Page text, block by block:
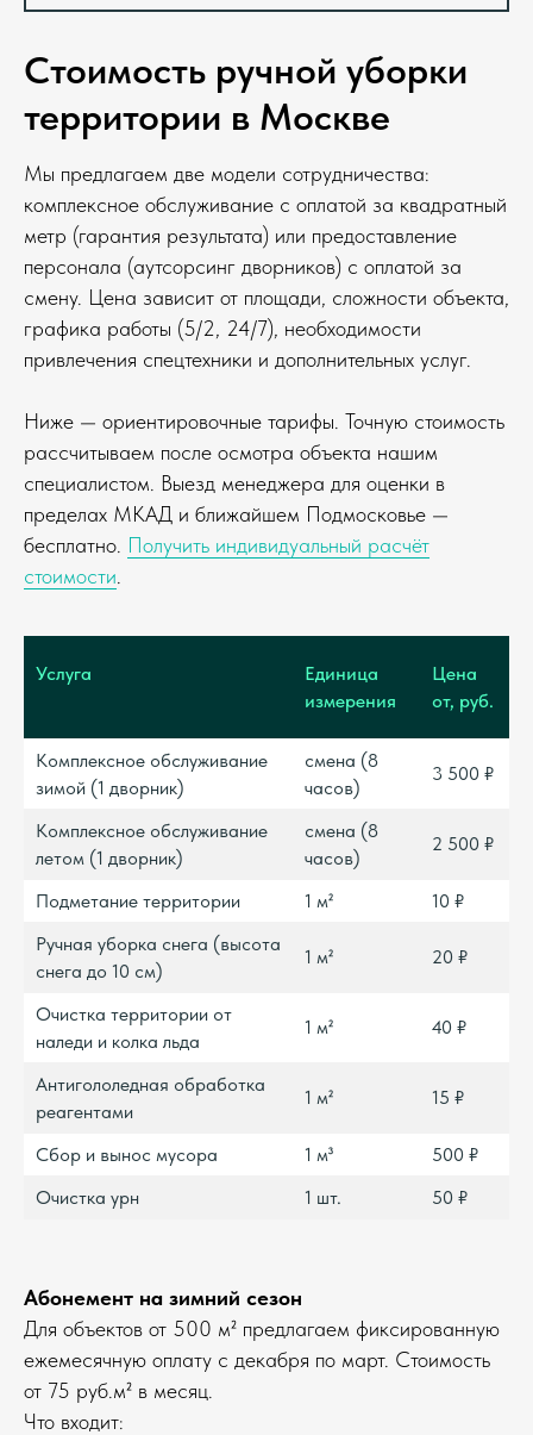
Стоимость ручной уборки
территории в Москве
Мы предлагаем две модели сотрудничества:
комплексное обслуживание с оплатой за квадратный
метр (гарантия результата) или предоставление
персонала (аутсорсинг дворников) с оплатой за
смену. Цена зависит от площади, сложности объекта,
графика работы (5/2, 24/7), необходимости
привлечения спецтехники и дополнительных услуг.
Ниже — ориентировочные тарифы. Точную стоимость
рассчитываем после осмотра объекта нашим
специалистом. Выезд менеджера для оценки в
пределах МКАД и ближайшем Подмосковье —
бесплатно. Получить индивидуальный расчёт
стоимости
Услуга
Единица
измерения
Цена
от, руб.
Комплексное обслуживание
зимой (1 дворник)
смена (8
часов)
3 500 ₽
Комплексное обслуживание
летом (1 дворник)
смена (8
часов)
2 500 ₽
Подметание территории 1 м²
10 ₽
Ручная уборка снега (высота
снега до 10 см)
1 м² 20 ₽
Очистка территории от
наледи и колка льда
1 м² 40 ₽
Антигололедная обработка
реагентами
1 м² 15 ₽
Сбор и вынос мусора 1 м³
500 ₽
Очистка урн
1 шт. 50 ₽
Абонемент на зимний сезон
Для объектов от 500 м² предлагаем фиксированную
ежемесячную оплату с декабря по март. Стоимость
от 75 руб.м² в месяц.
Что входит: